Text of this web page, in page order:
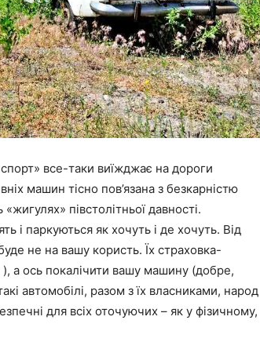
все-таки виїжджає на дороги
машин тісно пов’язана з безкарністю
півстолітньої давності.
і паркуються як хочуть і де хочуть. Від
не на вашу користь. Їх страховка-
), а ось покалічити вашу машину (добре,
автомобілі, разом з їх власниками, народ
для всіх оточуючих – як у фізичному,